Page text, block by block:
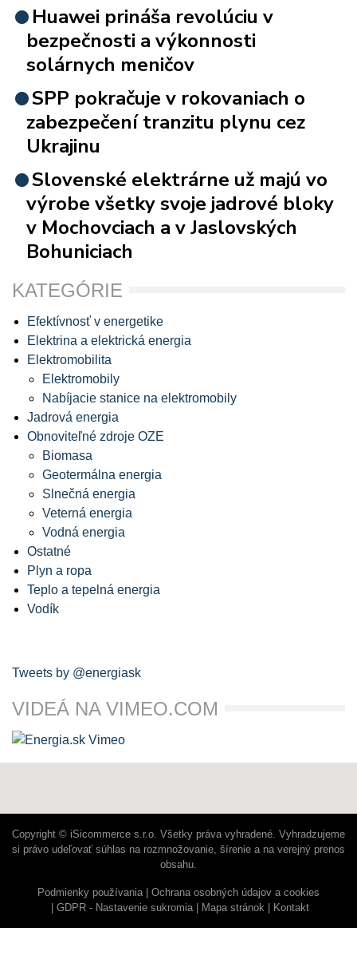
Huawei prináša revolúciu v
bezpečnosti a výkonnosti
solárnych meničov
SPP pokračuje v rokovaniach o
zabezpečení tranzitu plynu cez
Ukrajinu
Slovenské elektrárne už majú vo
výrobe všetky svoje jadrové bloky
v Mochovciach a v Jaslovských
Bohuniciach
KATEGÓRIE
Efektívnosť v energetike
Elektrina a elektrická energia
Elektromobilita
Elektromobily
Nabíjacie stanice na elektromobily
Jadrová energia
Obnoviteľné zdroje OZE
Biomasa
Geotermálna energia
Slnečná energia
Veterná energia
Vodná energia
Ostatné
Plyn a ropa
Teplo a tepelná energia
Vodík
Tweets by @energiask
VIDEÁ NA VIMEO.COM
Copyright © iSicommerce s.r.o. Všetky práva vyhradené. Vyhradzujeme
si právo udeľovať súhlas na rozmnožovanie, šírenie a na verejný prenos
obsahu.
Podmienky používania
Ochrana osobných údajov a cookies
GDPR - Nastavenie sukromia
Mapa stránok Kontakt